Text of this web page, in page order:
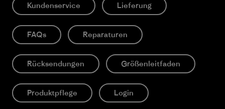
Kundenservice Lieferung
FAQs Reparaturen
Rücksendungen Größenleitfaden
Produktpflege Login